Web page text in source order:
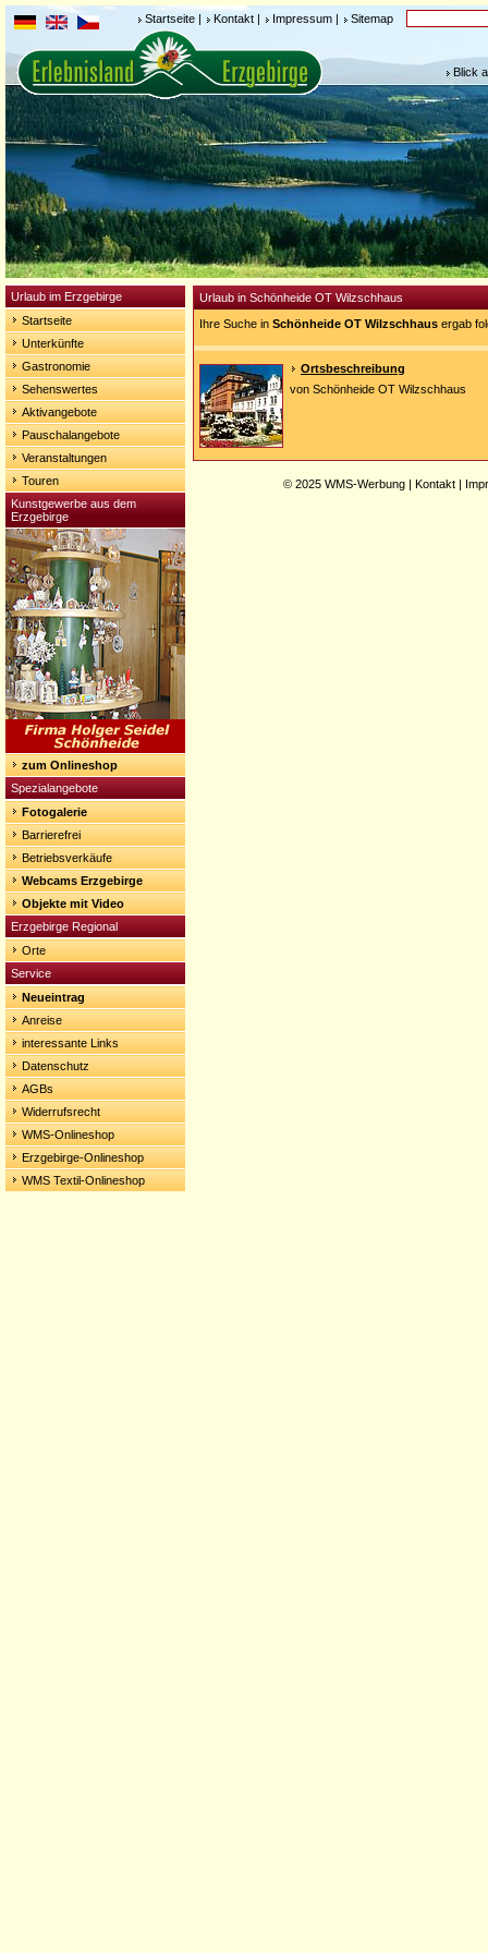
Startseite | Kontakt | Impressum | Sitemap
Blick
Urlaub im Erzgebirge
Startseite
Unterkünfte
Gastronomie
Sehenswertes
Aktivangebote
Pauschalangebote
Veranstaltungen
Touren
Kunstgewerbe aus dem
Erzgebirge
zum Onlineshop
Spezialangebote
Fotogalerie
Barrierefrei
Betriebsverkäufe
Webcams Erzgebirge
Objekte mit Video
Erzgebirge Regional
Orte
Service
Neueintrag
Anreise
interessante Links
Datenschutz
AGBs
Widerrufsrecht
WMS-Onlineshop
Erzgebirge-Onlineshop
WMS Textil-Onlineshop
Urlaub in Schönheide OT Wilzschhaus
Ihre Suche in Schönheide OT Wilzschhaus ergab
Ortsbeschreibung
von Schönheide OT Wilzschhaus
© 2025 WMS-Werbung | Kontakt |